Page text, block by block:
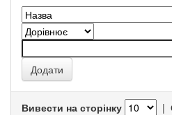
Вивести на сторінку |